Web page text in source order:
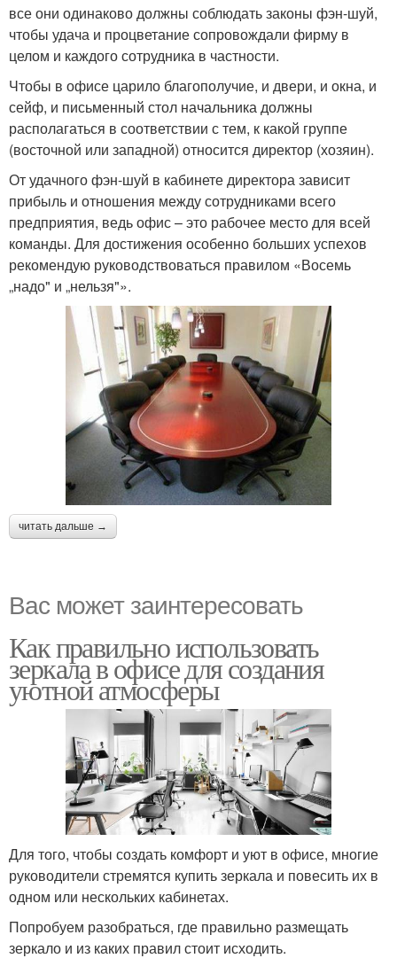
все они одинаково должны соблюдать законы фэн-шуй,
чтобы удача и процветание сопровождали фирму в
целом и каждого сотрудника в частности.
Чтобы в офисе царило благополучие, и двери, и окна, и
сейф, и письменный стол начальника должны
располагаться в соответствии с тем, к какой группе
(восточной или западной) относится директор (хозяин).
От удачного фэн-шуй в кабинете директора зависит
прибыль и отношения между сотрудниками всего
предприятия, ведь офис – это рабочее место для всей
команды. Для достижения особенно больших успехов
рекомендую руководствоваться правилом «Восемь
„надо" и „нельзя"».
читать дальше →
Вас может заинтересовать
Как правильно использовать
зеркала в офисе для создания
уютной атмосферы
Для того, чтобы создать комфорт и уют в офисе, многие
руководители стремятся купить зеркала и повесить их в
одном или нескольких кабинетах.
Попробуем разобраться, где правильно размещать
зеркало и из каких правил стоит исходить.